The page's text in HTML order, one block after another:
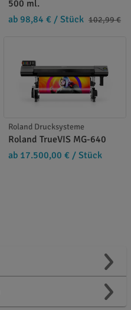
500 ml.
ab 98,84 € / Stück 102,99 €
Roland Drucksysteme
Roland TrueVIS MG-640
ab 17.500,00 € / Stück